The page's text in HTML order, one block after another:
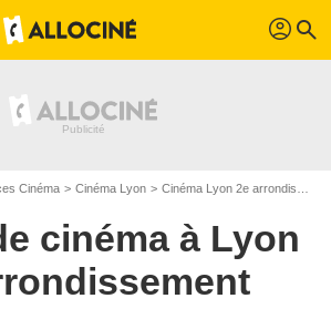
profil search
Cinéma Cinéma Lyon Cinéma Lyon 2e arrondissement
cinéma à Lyon